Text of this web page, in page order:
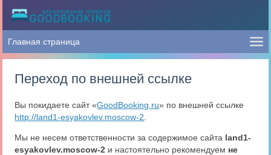
Переход по внешней ссылке
Вы покидаете сайт «GoodBooking.ru» по внешней ссылке
http://land1-esyakovlev.moscow-2
Мы не несем ответственности за содержимое сайта land1-
esyakovlev.moscow-2 и настоятельно рекомендуем не